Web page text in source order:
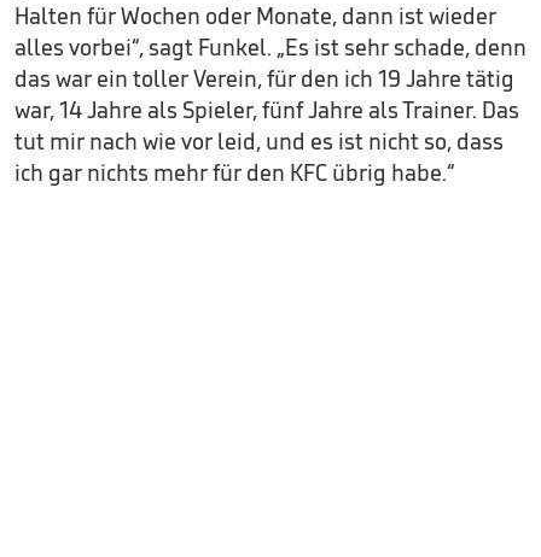
Halten für Wochen oder Monate, dann ist wieder
alles vorbei“, sagt Funkel. „Es ist sehr schade, denn
das war ein toller Verein, für den ich 19 Jahre tätig
war, 14 Jahre als Spieler, fünf Jahre als Trainer. Das
tut mir nach wie vor leid, und es ist nicht so, dass
ich gar nichts mehr für den KFC übrig habe.“